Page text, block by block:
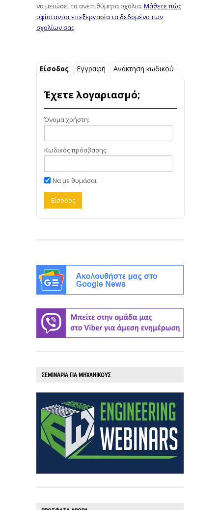
να μειώσει τα ανεπιθύμητα σχόλια. Μάθετε πώς
υφίστανται επεξεργασία τα δεδομένα των
σχολίων σας.
Είσοδος Εγγραφή Ανάκτηση κωδικού
Έχετε λογαριασμό;
Όνομα χρήστη:
Κωδικός πρόσβασης:
Να με θυμάσαι
ΣΕΜΙΝΑΡΙΑ ΓΙΑ ΜΗΧΑΝΙΚΟΥΣ